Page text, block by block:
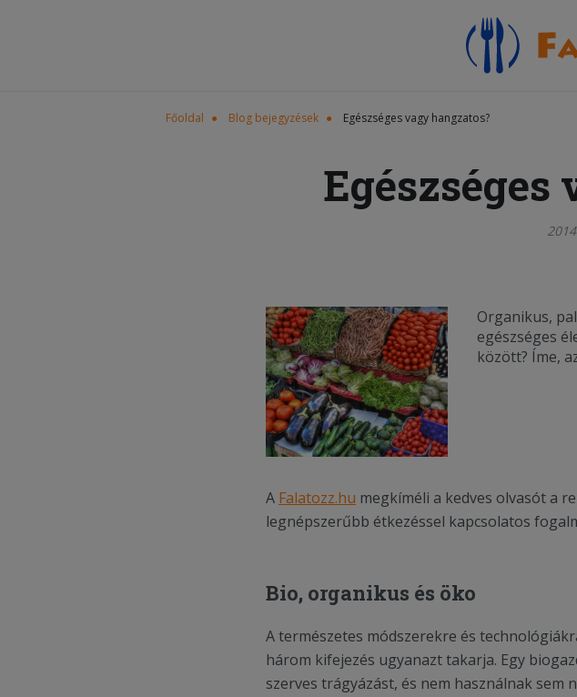
Főoldal Blog bejegyzések Egészséges vagy hangzatos?
Egészséges
Organikus,
egészséges
között? Íme,
A Falatozz.hu megkíméli a kedves olvasót a
legnépszerűbb étkezéssel kapcsolatos
Bio, organikus és öko
A természetes módszerekre és
három kifejezés ugyanazt takarja. Egy
szerves trágyázást, és nem használnak sem